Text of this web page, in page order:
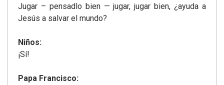
Jugar – pensadlo bien — jugar, jugar bien, ¿ayuda a
Jesús a salvar el mundo?
Niños:
¡Sí!
Papa Francisco: